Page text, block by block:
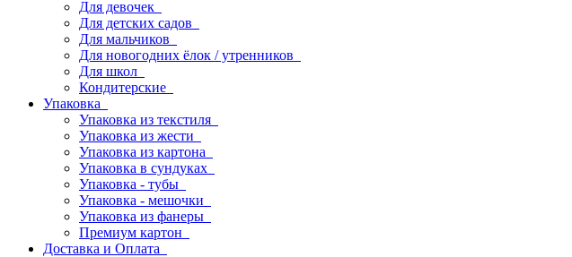
Для девочек
Для детских садов
Для мальчиков
Для новогодних ёлок / утренников
Для школ
Кондитерские
Упаковка
Упаковка из текстиля
Упаковка из жести
Упаковка из картона
Упаковка в сундуках
Упаковка - тубы
Упаковка - мешочки
Упаковка из фанеры
Премиум картон
Доставка и Оплата